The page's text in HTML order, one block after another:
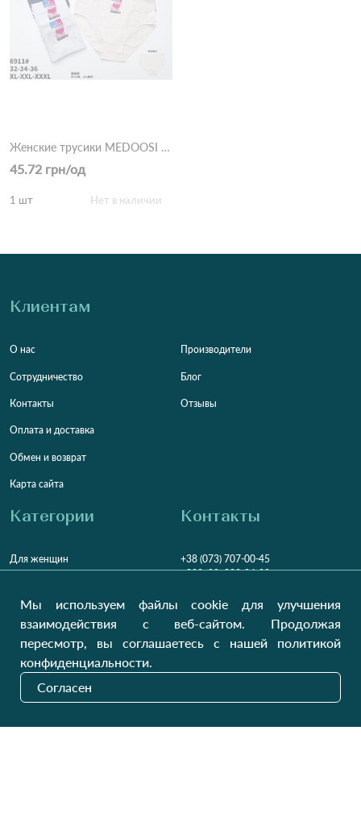
Женские трусики MEDOOSI 6911 10в Разные цвета
45.72 грн/од
1 шт Нет в наличии
Клиентам
О нас
Сотрудничество
Контакты
Оплата и доставка
Обмен и возврат
Карта сайта
Производители
Блог
Отзывы
Категории
Для женщин
Для детей
Домашний текстиль
Контакты
+38 (073) 707-00-45
+380 (99) 302-84-98
Заказать звонок?
Пн-Пт9:00 - 16:00
НДВихідний
Наши обновления
Мы используем файлы cookie для улучшения
взаимодействия с веб-сайтом. Продолжая
пересмотр, вы соглашаетесь с нашей политикой
конфиденциальности.
Согласен